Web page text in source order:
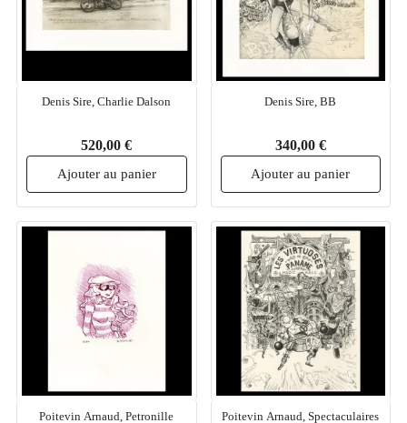
Denis Sire, Charlie Dalson
520,00 €
Ajouter au panier
Denis Sire, BB
340,00 €
Ajouter au panier
Poitevin Arnaud, Petronille
Poitevin Arnaud, Spectaculaires